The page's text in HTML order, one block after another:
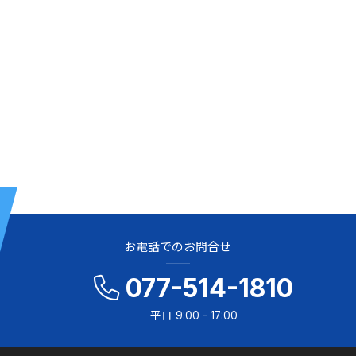
お電話でのお問合せ
077-514-1810
平日 9:00 - 17:00